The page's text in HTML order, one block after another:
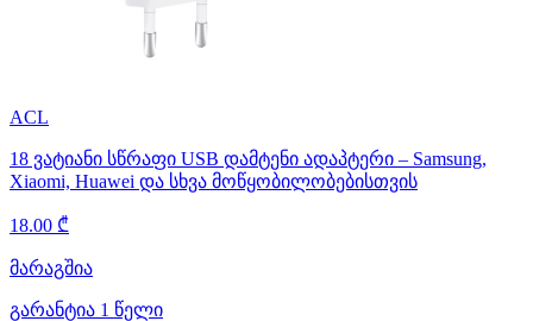
ACL
18 ვატიანი სწრაფი USB დამტენი ადაპტერი – Samsung,
Xiaomi, Huawei და სხვა მოწყობილობებისთვის
18.00 ₾
მარაგშია
გარანტია 1 წელი